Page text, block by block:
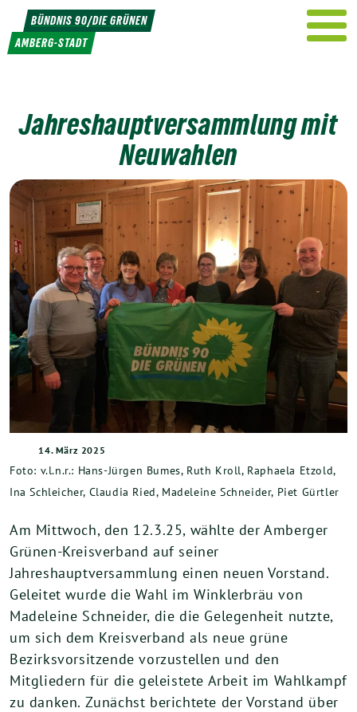
Weiter
zum
Inhalt
BÜNDNIS 90/DIE GRÜNEN
AMBERG-STADT
Jahreshauptversammlung mit
Neuwahlen
14. März 2025
Foto: v.l.n.r.: Hans-Jürgen Bumes, Ruth Kroll, Raphaela Etzold,
Ina Schleicher, Claudia Ried, Madeleine Schneider, Piet Gürtler
Am Mittwoch, den 12.3.25, wählte der Amberger
Grünen-Kreisverband auf seiner
Jahreshauptversammlung einen neuen Vorstand.
Geleitet wurde die Wahl im Winklerbräu von
Madeleine Schneider, die die Gelegenheit nutzte,
um sich dem Kreisverband als neue grüne
Bezirksvorsitzende vorzustellen und den
Mitgliedern für die geleistete Arbeit im Wahlkampf
zu danken. Zunächst berichtete der Vorstand über